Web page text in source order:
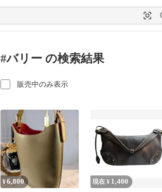
#バリー の検索結果
販売中のみ表示
¥6,800 現在 ¥ 1,400